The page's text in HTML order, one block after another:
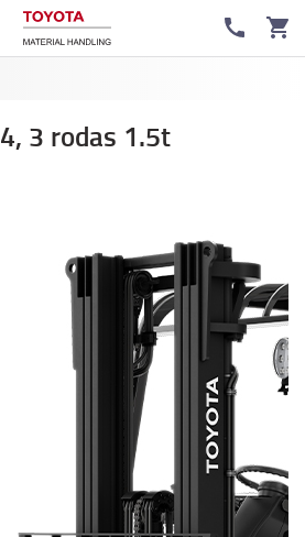
3 rodas 1.5t